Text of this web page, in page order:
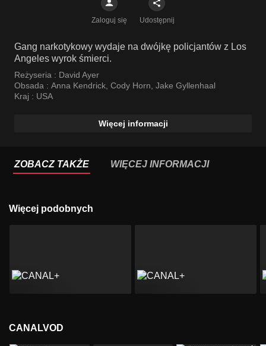
Zaloguj się Udostępnij
Gang narkotykowy wydaje na dwójkę policjantów z Los
Angeles wyrok śmierci.
Reżyseria : David Ayer
Obsada : Anna Kendrick, Cody Horn, Jake Gyllenhaal
Kraj : USA
Więcej informacji
ZOBACZ TAKŻE WIĘCEJ INFORMACJI
Więcej podobnych
CANALVOD